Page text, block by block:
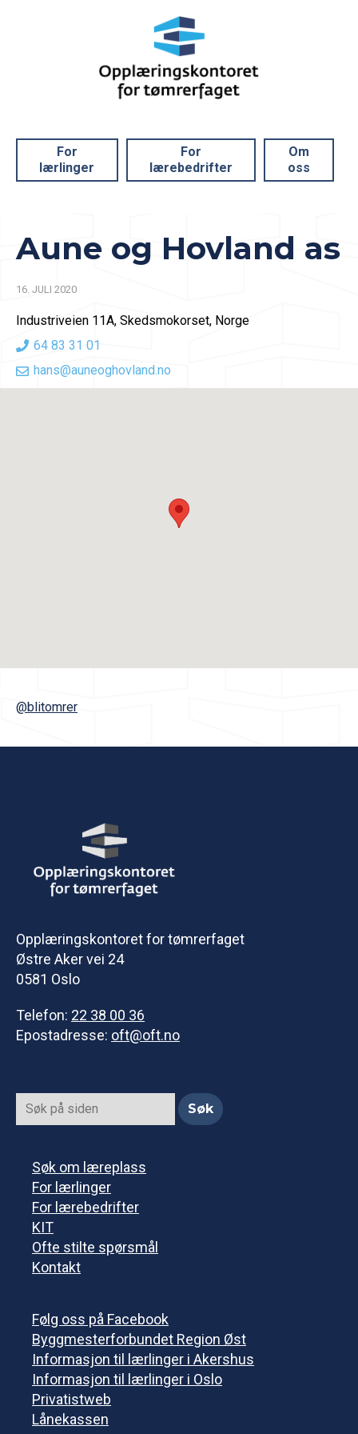
For
lærlinger
For
lærebedrifter
Om
oss
Aune og Hovland as
16. JULI 2020
Industriveien 11A, Skedsmokorset, Norge
64 83 31 01
hans@auneoghovland.no
@blitomrer
Opplæringskontoret for tømrerfaget
Østre Aker vei 24
0581 Oslo
Telefon: 22 38 00 36
Epostadresse: oft@oft.no
Søk om læreplass
For lærlinger
For lærebedrifter
KIT
Ofte stilte spørsmål
Kontakt
Følg oss på Facebook
Byggmesterforbundet Region Øst
Informasjon til lærlinger i Akershus
Informasjon til lærlinger i Oslo
Privatistweb
Lånekassen